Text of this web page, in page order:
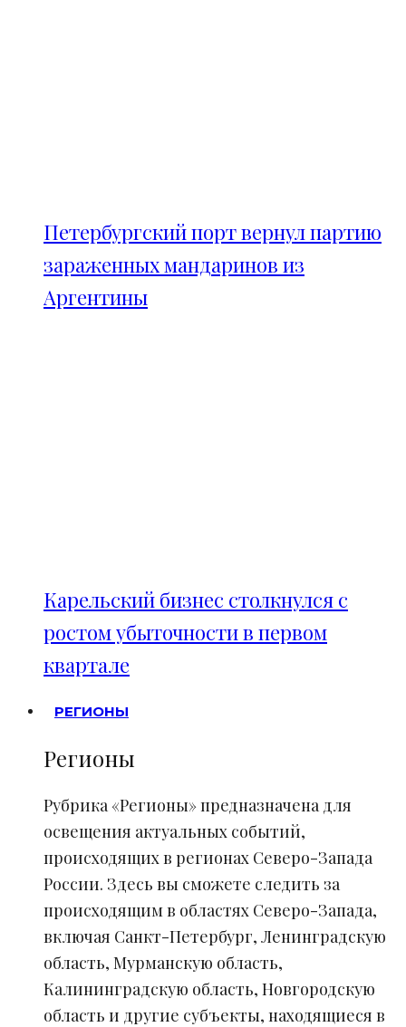
Петербургский порт вернул партию
зараженных мандаринов из
Аргентины
Карельский бизнес столкнулся с
ростом убыточности в первом
квартале
РЕГИОНЫ
Регионы
Рубрика «Регионы» предназначена для
освещения актуальных событий,
происходящих в регионах Северо-Запада
России. Здесь вы сможете следить за
происходящим в областях Северо-Запада,
включая Санкт-Петербург, Ленинградскую
область, Мурманскую область,
Калининградскую область, Новгородскую
область и другие субъекты, находящиеся в